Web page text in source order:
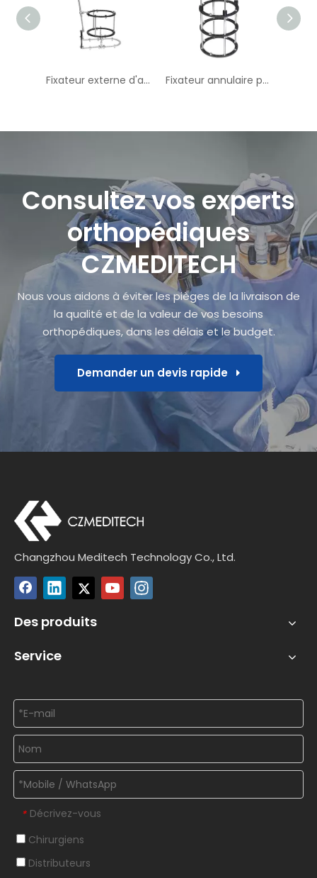
Fixateur externe d'allongement osseux équinovalgus Fixateur annulaire pour fracture du tibia et du fémur
Consultez vos experts
orthopédiques
CZMEDITECH
Nous vous aidons à éviter les pièges de la livraison de
la qualité et de la valeur de vos besoins
orthopédiques, dans les délais et le budget.
Demander un devis rapide
Changzhou Meditech Technology Co., Ltd.
Des produits
Service
* Décrivez-vous
Chirurgiens
Distributeurs